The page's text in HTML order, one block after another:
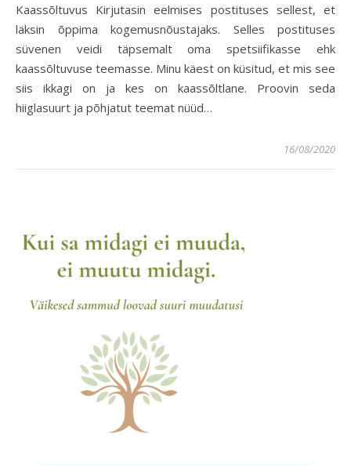
Kaassõltuvus Kirjutasin eelmises postituses sellest, et
läksin õppima kogemusnõustajaks. Selles postituses
süvenen veidi täpsemalt oma spetsiifikasse ehk
kaassõltuvuse teemasse. Minu käest on küsitud, et mis see
siis ikkagi on ja kes on kaassõltlane. Proovin seda
hiiglasuurt ja põhjatut teemat nüüd…
16/08/2020